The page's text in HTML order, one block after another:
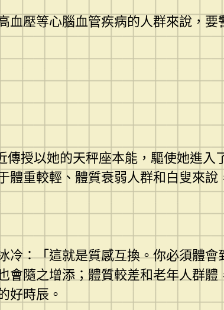
壓等心腦血管疾病的人群來說，要
授以她的天秤座本能，驅使她進入
體重較輕、體質衰弱人群和白叟來
「這就是質感互換。你必須體會
隨之增添；體質較差和老年人群
好時辰。